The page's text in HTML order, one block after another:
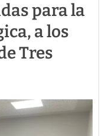
para la
a los
Tres